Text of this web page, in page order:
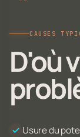
CAUSES
D'où
Usure du